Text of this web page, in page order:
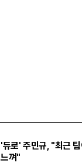
'듀로' 주민규, "최근
느껴"